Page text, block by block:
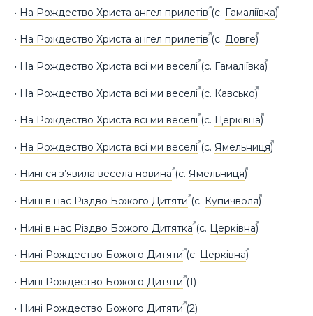
• На Рождество Христа ангел прилетів(с. Гамаліївка)
• На Рождество Христа ангел прилетів(с. Довге)
• На Рождество Христа всі ми веселі(с. Гамаліївка)
• На Рождество Христа всі ми веселі(с. Кавсько)
• На Рождество Христа всі ми веселі(с. Церківна)
• На Рождество Христа всі ми веселі(с. Ямельниця)
• Нині cя з’явила весела новина(с. Ямельниця)
• Нині в нас Різдво Божого Дитяти(с. Купичволя)
• Нині в нас Різдво Божого Дитятка(с. Церківна)
• Нині Рождество Божого Дитяти(с. Церківна)
• Нині Рождество Божого Дитяти(1)
• Нині Рождество Божого Дитяти(2)